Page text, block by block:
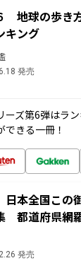
地球の歩き
キング
発売
ーズ第6弾はラ
できる一冊！
本全国この
都道府県網
発売